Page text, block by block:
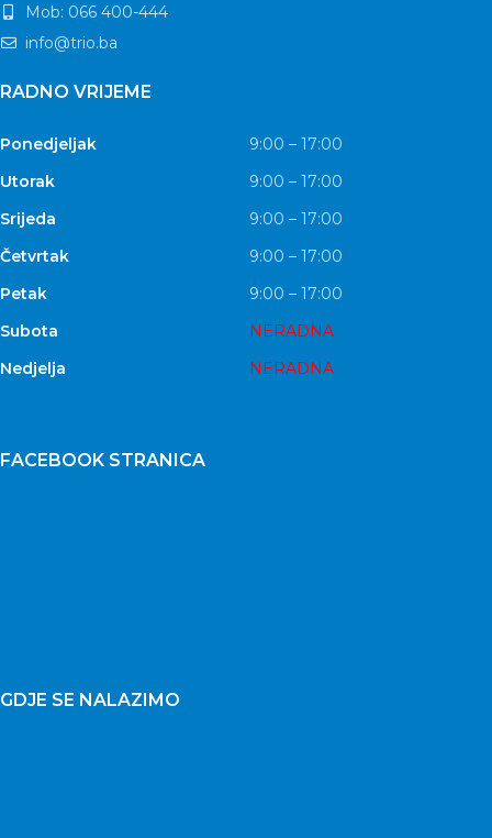
Mob: 066 400-444
info@trio.ba
RADNO VRIJEME
Ponedjeljak
9:00 – 17:00
Utorak
9:00 – 17:00
Srijeda
9:00 – 17:00
Četvrtak
9:00 – 17:00
Petak
9:00 – 17:00
Subota
NERADNA
Nedjelja
NERADNA
FACEBOOK STRANICA
GDJE SE NALAZIMO